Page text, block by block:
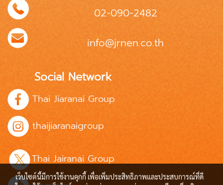
02-090-2482
info@jrnen.co.th
Social Network
Thai Jiaranai Group
thaijiaranaigroup
Thai Jairanai Group
เว็บไซต์นี้มีการใช้งานคุกกี้ เพื่อเพิ่มประสิทธิภาพและประสบการณ์ที่ดี